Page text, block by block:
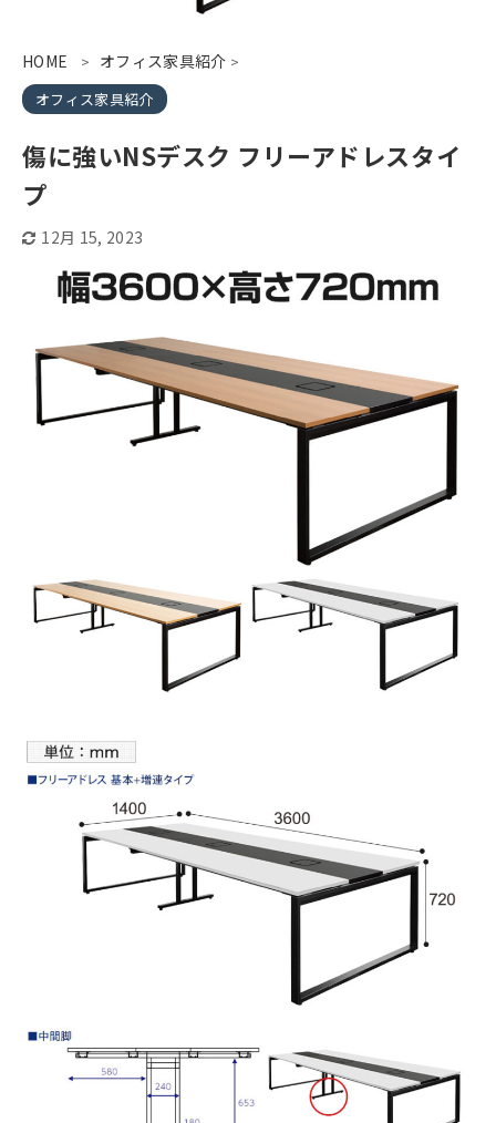
HOME > オフィス家具紹介 >
オフィス家具紹介
傷に強いNSデスク フリーアドレスタイ
プ
12月 15, 2023